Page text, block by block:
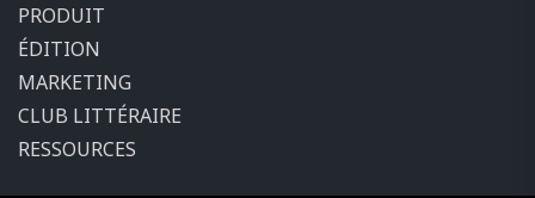
PRODUIT
ÉDITION
MARKETING
CLUB LITTÉRAIRE
RESSOURCES